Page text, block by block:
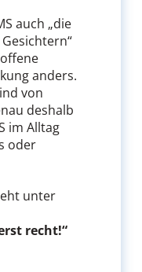
auch „die
anders.
von
deshalb
im Alltag
oder
unter
recht!“